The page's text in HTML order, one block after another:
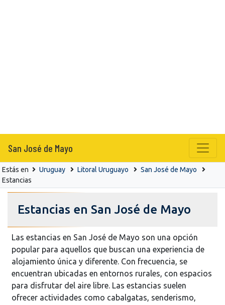
San José de Mayo
Estás en Uruguay Litoral Uruguayo
San José de Mayo
Estancias
Estancias en San José de Mayo
Las estancias en San José de Mayo son una opción
popular para aquellos que buscan una experiencia de
alojamiento única y diferente. Con frecuencia, se
encuentran ubicadas en entornos rurales, con espacios
para disfrutar del aire libre. Las estancias suelen
ofrecer actividades como cabalgatas, senderismo,